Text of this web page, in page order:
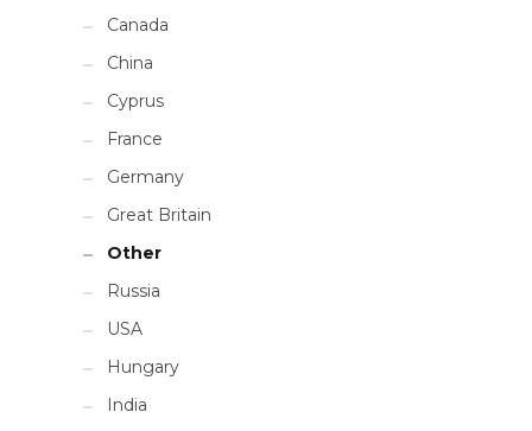
Canada
China
Cyprus
France
Germany
Great Britain
Other
Russia
USA
Hungary
India